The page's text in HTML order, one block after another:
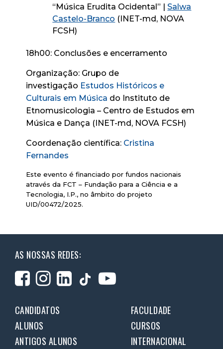
“Música Erudita Ocidental” |Salwa
Castelo-Branco (INET-md, NOVA
FCSH)
18h00: Conclusões e encerramento
Organização: Grupo de
investigação Estudos Históricos e
Culturais em Música do Instituto de
Etnomusicologia – Centro de Estudos em
Música e Dança (INET-md, NOVA FCSH)
Coordenação científica: Cristina
Fernandes
Este evento é financiado por fundos nacionais
através da FCT – Fundação para a Ciência e a
Tecnologia, I.P., no âmbito do projeto
UID/00472/2025.
AS NOSSAS REDES:
CANDIDATOS
FACULDADE
ALUNOS
CURSOS
ANTIGOS ALUNOS
INTERNACIONAL